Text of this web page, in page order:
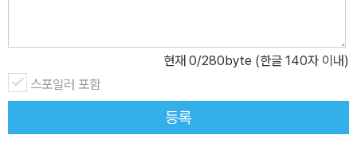
기할 수 있는 것이 아니다. 고독은 개인적 차원의 문제가 아니라 사회
적 차원의 문제가 되었다. 2018년 영국에서 세계 최초로 고독부를 만
든 것도, 코로나19를 맞아 고립된 사람들의 폭증을 관리하기 위해 일
본 정부에서 고립·고독부를 만든 것도 이런 맥락이다. 개인적 실패가
현재 0/280byte (한글 140자 이내)
스포일러 포함
등록